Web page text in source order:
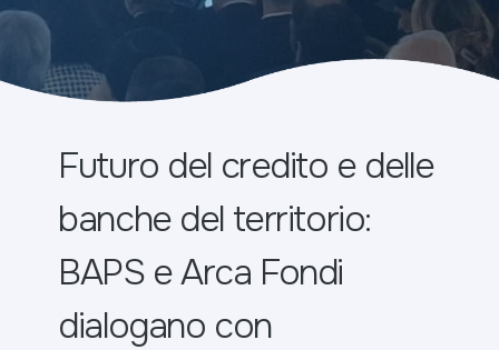
Futuro del credito e delle
banche del territorio:
BAPS e Arca Fondi
dialogano con